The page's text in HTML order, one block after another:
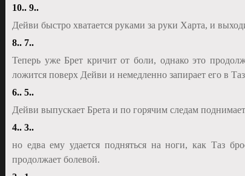
10.. 9..
Дейви быстро хватается руками за руки Харта, и
8.. 7..
Теперь уже Брет кричит от боли, однако это
ложится поверх Дейви и немедленно запирает его в
6.. 5..
Дейви выпускает Брета и по горячим следам
4.. 3..
но едва ему удается подняться на ноги, как Таз
продолжает болевой.